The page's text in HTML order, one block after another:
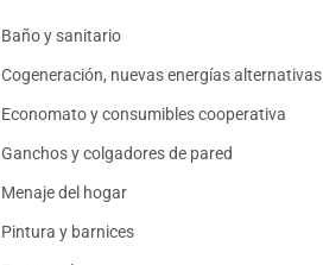
Baño y sanitario
Cogeneración, nuevas energías alternativas
Economato y consumibles cooperativa
Ganchos y colgadores de pared
Menaje del hogar
Pintura y barnices